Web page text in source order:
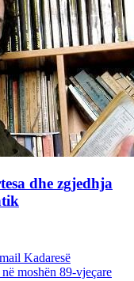
dhe zgjedhja
Kadaresë
moshën 89-vjeçare